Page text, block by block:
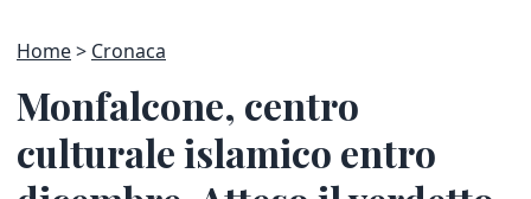
Home Cronaca
Monfalcone, centro
culturale islamico entro